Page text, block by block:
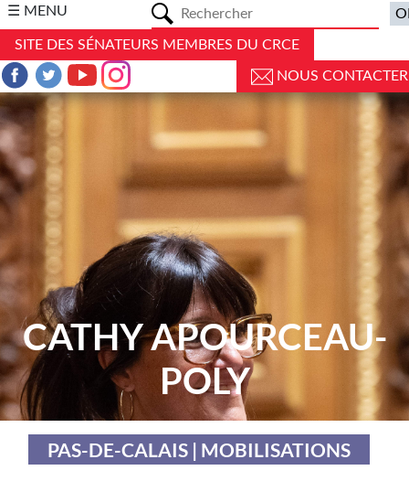
☰ MENU
SITE DES SÉNATEURS MEMBRES DU CRCE
NOUS CONTACTER
CATHY APOURCEAU-
POLY
PAS-DE-CALAIS | MOBILISATIONS